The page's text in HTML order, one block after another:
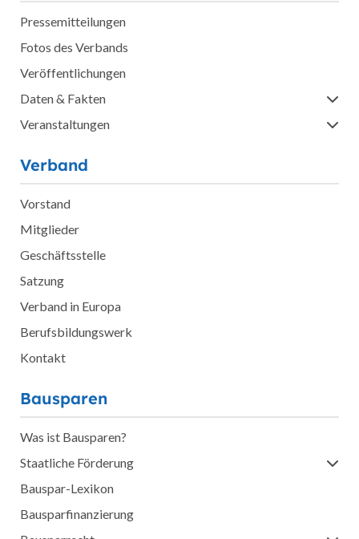
Pressemitteilungen
Fotos des Verbands
Veröffentlichungen
Daten & Fakten
Veranstaltungen
Verband
Vorstand
Mitglieder
Geschäftsstelle
Satzung
Verband in Europa
Berufsbildungswerk
Kontakt
Bausparen
Was ist Bausparen?
Staatliche Förderung
Bauspar-Lexikon
Bausparfinanzierung